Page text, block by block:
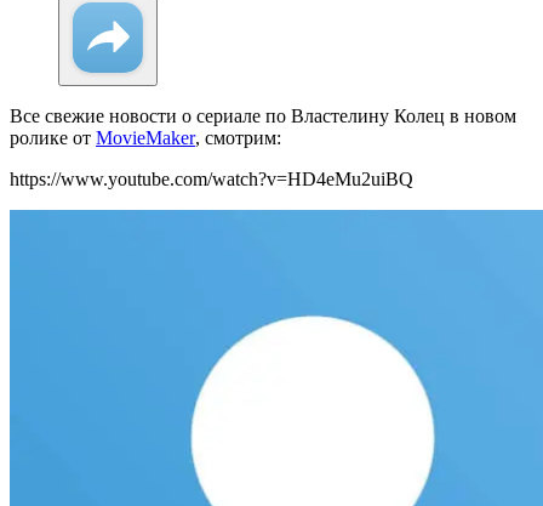
Все свежие новости о сериале по Властелину Колец в новом
ролике от MovieMaker, смотрим:
https://www.youtube.com/watch?v=HD4eMu2uiBQ